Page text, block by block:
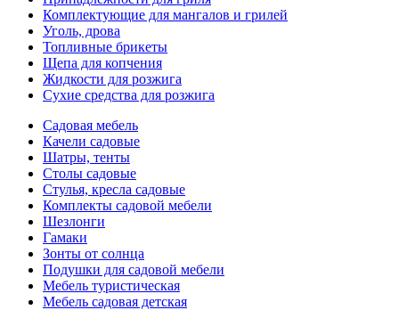
Комплектующие для мангалов и грилей
Уголь, дрова
Топливные брикеты
Щепа для копчения
Жидкости для розжига
Сухие средства для розжига
Садовая мебель
Качели садовые
Шатры, тенты
Столы садовые
Стулья, кресла садовые
Комплекты садовой мебели
Шезлонги
Гамаки
Зонты от солнца
Подушки для садовой мебели
Мебель туристическая
Мебель садовая детская